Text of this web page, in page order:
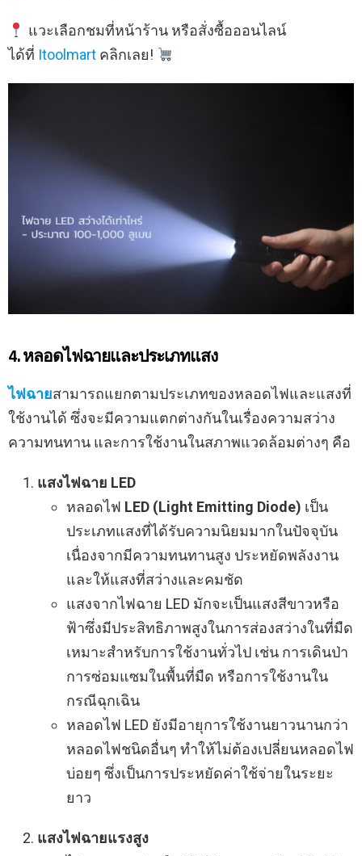
แวะเลือกชมที่หน้าร้าน หรือสั่งซื้อออนไลน์
ได้ที่ Itoolmart คลิกเลย!
4. หลอดไฟฉายและประเภทแสง
ไฟฉายสามารถแยกตามประเภทของหลอดไฟและแสงที่
ใช้งานได้ ซึ่งจะมีความแตกต่างกันในเรื่องความสว่าง
ความทนทาน และการใช้งานในสภาพแวดล้อมต่างๆ คือ
แสงไฟฉาย LED
หลอดไฟ LED (Light Emitting Diode) เป็น
ประเภทแสงที่ได้รับความนิยมมากในปัจจุบัน
เนื่องจากมีความทนทานสูง ประหยัดพลังงาน
และให้แสงที่สว่างและคมชัด
แสงจากไฟฉาย LED มักจะเป็นแสงสีขาวหรือ
ฟ้าซึ่งมีประสิทธิภาพสูงในการส่องสว่างในที่มืด
เหมาะสำหรับการใช้งานทั่วไป เช่น การเดินป่า
การซ่อมแซมในพื้นที่มืด หรือการใช้งานใน
กรณีฉุกเฉิน
หลอดไฟ LED ยังมีอายุการใช้งานยาวนานกว่า
หลอดไฟชนิดอื่นๆ ทำให้ไม่ต้องเปลี่ยนหลอดไฟ
บ่อยๆ ซึ่งเป็นการประหยัดค่าใช้จ่ายในระยะ
ยาว
แสงไฟฉายแรงสูง